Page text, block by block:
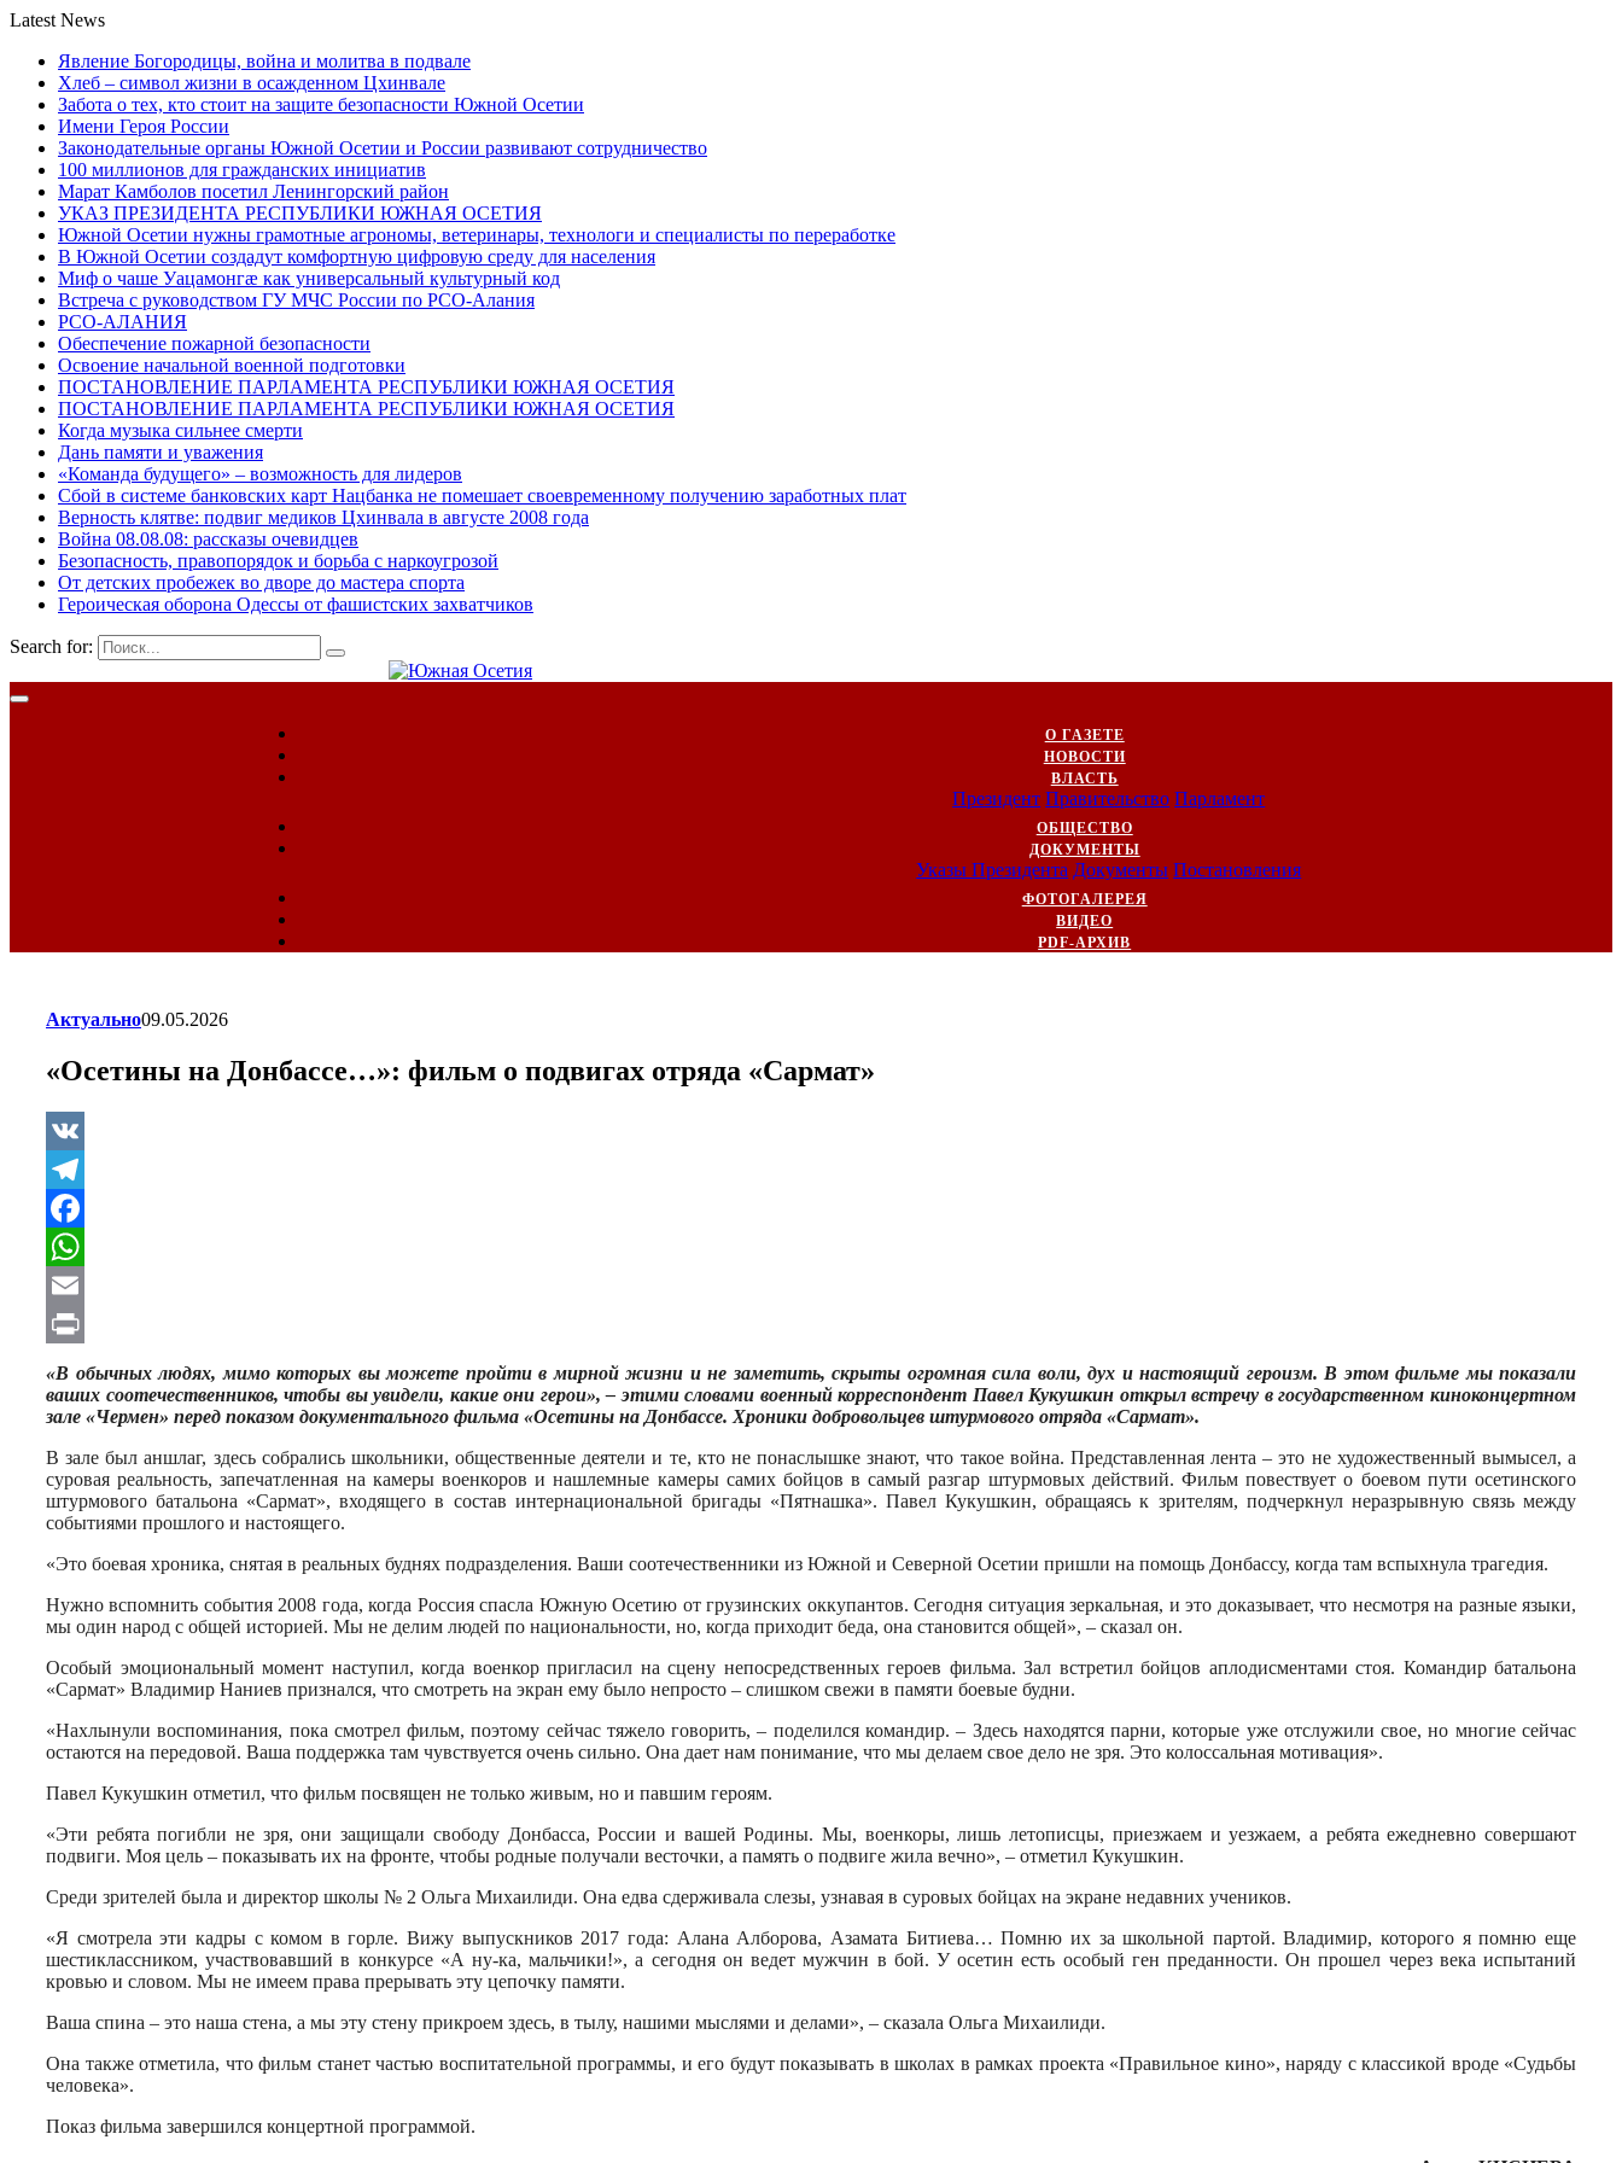
Latest News
Явление Богородицы, война и молитва в подвале
Хлеб – символ жизни в осажденном Цхинвале
Забота о тех, кто стоит на защите безопасности Южной Осетии
Имени Героя России
Законодательные органы Южной Осетии и России развивают сотрудничество
100 миллионов для гражданских инициатив
Марат Камболов посетил Ленингорский район
УКАЗ ПРЕЗИДЕНТА РЕСПУБЛИКИ ЮЖНАЯ ОСЕТИЯ
Южной Осетии нужны грамотные агрономы, ветеринары, технологи и специалисты по переработке
В Южной Осетии создадут комфортную цифровую среду для населения
Миф о чаше Уацамонгæ как универсальный культурный код
Встреча с руководством ГУ МЧС России по РСО-Алания
РСО-АЛАНИЯ
Обеспечение пожарной безопасности
Освоение начальной военной подготовки
ПОСТАНОВЛЕНИЕ ПАРЛАМЕНТА РЕСПУБЛИКИ ЮЖНАЯ ОСЕТИЯ
ПОСТАНОВЛЕНИЕ ПАРЛАМЕНТА РЕСПУБЛИКИ ЮЖНАЯ ОСЕТИЯ
Когда музыка сильнее смерти
Дань памяти и уважения
«Команда будущего» – возможность для лидеров
Сбой в системе банковских карт Нацбанка не помешает своевременному получению заработных плат
Верность клятве: подвиг медиков Цхинвала в августе 2008 года
Война 08.08.08: рассказы очевидцев
Безопасность, правопорядок и борьба с наркоугрозой
От детских пробежек во дворе до мастера спорта
Героическая оборона Одессы от фашистских захватчиков
Search for:
О ГАЗЕТЕ
НОВОСТИ
ВЛАСТЬ
Президент Правительство Парламент
ОБЩЕСТВО
ДОКУМЕНТЫ
Указы Президента Документы Постановления
ФОТОГАЛЕРЕЯ
ВИДЕО
PDF-АРХИВ
Актуально09.05.2026
«Осетины на Донбассе…»: фильм о подвигах отряда «Сармат»
VK
Telegram
Facebook
WhatsApp
Email
Print
«В обычных людях, мимо которых вы можете пройти в мирной жизни и не заметить, скрыты огромная сила воли, дух и настоящий героизм. В этом фильме мы показали
ваших соотечественников, чтобы вы увидели, какие они герои», – этими словами военный корреспондент Павел Кукушкин открыл встречу в государственном киноконцертном
зале «Чермен» перед показом документального фильма «Осетины на Донбассе. Хроники добровольцев штурмового отряда «Сармат».
В зале был аншлаг, здесь собрались школьники, общественные деятели и те, кто не понаслышке знают, что такое война. Представленная лента – это не художественный вымысел, а
суровая реальность, запечатленная на камеры военкоров и нашлемные камеры самих бойцов в самый разгар штурмовых действий. Фильм повествует о боевом пути осетинского
штурмового батальона «Сармат», входящего в состав интернациональной бригады «Пятнашка». Павел Кукушкин, обращаясь к зрителям, подчеркнул неразрывную связь между
событиями прошлого и настоящего.
«Это боевая хроника, снятая в реальных буднях подразделения. Ваши соотечественники из Южной и Северной Осетии пришли на помощь Донбассу, когда там вспыхнула трагедия.
Нужно вспомнить события 2008 года, когда Россия спасла Южную Осетию от грузинских оккупантов. Сегодня ситуация зеркальная, и это доказывает, что несмотря на разные языки,
мы один народ с общей историей. Мы не делим людей по национальности, но, когда приходит беда, она становится общей», – сказал он.
Особый эмоциональный момент наступил, когда военкор пригласил на сцену непосредственных героев фильма. Зал встретил бойцов аплодисментами стоя. Командир батальона
«Сармат» Владимир Наниев признался, что смотреть на экран ему было непросто – слишком свежи в памяти боевые будни.
«Нахлынули воспоминания, пока смотрел фильм, поэтому сейчас тяжело говорить, – поделился командир. – Здесь находятся парни, которые уже отслужили свое, но многие сейчас
остаются на передовой. Ваша поддержка там чувствуется очень сильно. Она дает нам понимание, что мы делаем свое дело не зря. Это колоссальная мотивация».
Павел Кукушкин отметил, что фильм посвящен не только живым, но и павшим героям.
«Эти ребята погибли не зря, они защищали свободу Донбасса, России и вашей Родины. Мы, военкоры, лишь летописцы, приезжаем и уезжаем, а ребята ежедневно совершают
подвиги. Моя цель – показывать их на фронте, чтобы родные получали весточки, а память о подвиге жила вечно», – отметил Кукушкин.
Среди зрителей была и директор школы № 2 Ольга Михаилиди. Она едва сдерживала слезы, узнавая в суровых бойцах на экране недавних учеников.
«Я смотрела эти кадры с комом в горле. Вижу выпускников 2017 года: Алана Алборова, Азамата Битиева… Помню их за школьной партой. Владимир, которого я помню еще
шестиклассником, участвовавший в конкурсе «А ну-ка, мальчики!», а сегодня он ведет мужчин в бой. У осетин есть особый ген преданности. Он прошел через века испытаний
кровью и словом. Мы не имеем права прерывать эту цепочку памяти.
Ваша спина – это наша стена, а мы эту стену прикроем здесь, в тылу, нашими мыслями и делами», – сказала Ольга Михаилиди.
Она также отметила, что фильм станет частью воспитательной программы, и его будут показывать в школах в рамках проекта «Правильное кино», наряду с классикой вроде «Судьбы
человека».
Показ фильма завершился концертной программой.